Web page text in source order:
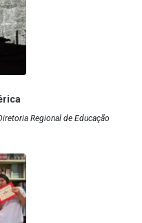
Regional de Educação